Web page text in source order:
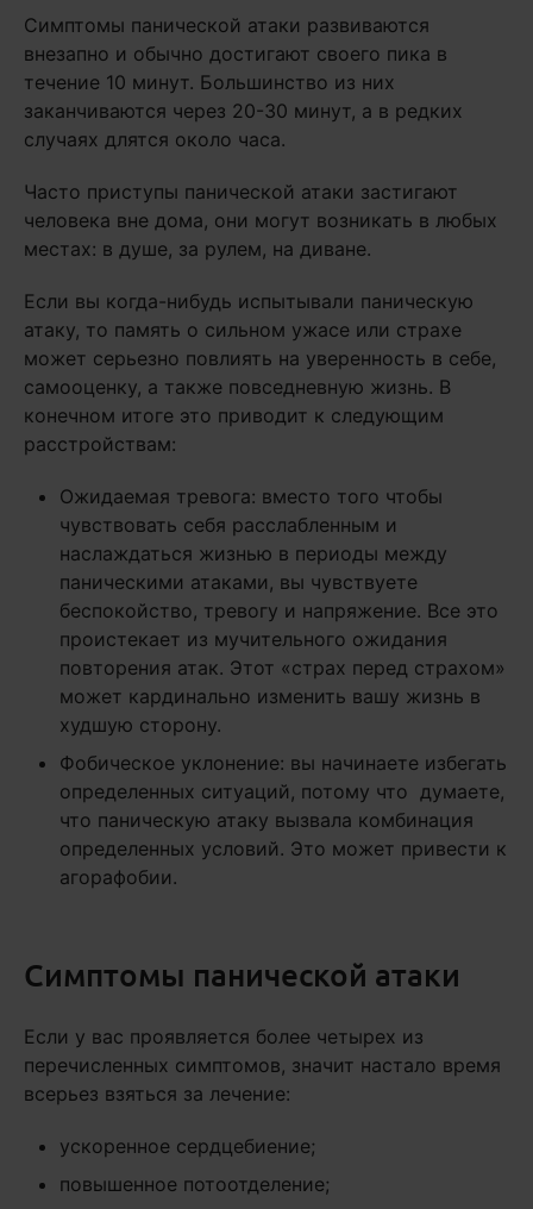
Симптомы панической атаки развиваются
внезапно и обычно достигают своего пика в
течение 10 минут. Большинство из них
заканчиваются через 20-30 минут, а в редких
случаях длятся около часа.
Часто приступы панической атаки застигают
человека вне дома, они могут возникать в любых
местах: в душе, за рулем, на диване.
Если вы когда-нибудь испытывали паническую
атаку, то память о сильном ужасе или страхе
может серьезно повлиять на уверенность в себе,
самооценку, а также повседневную жизнь. В
конечном итоге это приводит к следующим
расстройствам:
Ожидаемая тревога: вместо того чтобы
чувствовать себя расслабленным и
наслаждаться жизнью в периоды между
паническими атаками, вы чувствуете
беспокойство, тревогу и напряжение. Все это
проистекает из мучительного ожидания
повторения атак. Этот «страх перед страхом»
может кардинально изменить вашу жизнь в
худшую сторону.
Фобическое уклонение: вы начинаете избегать
определенных ситуаций, потому что думаете,
что паническую атаку вызвала комбинация
определенных условий. Это может привести к
агорафобии.
Симптомы панической атаки
Если у вас проявляется более четырех из
перечисленных симптомов, значит настало время
всерьез взяться за лечение:
ускоренное сердцебиение;
повышенное потоотделение;